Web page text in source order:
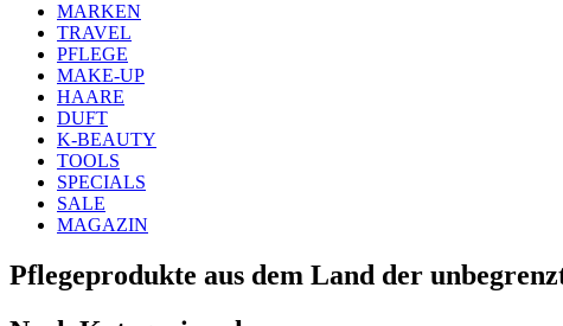
MARKEN
TRAVEL
PFLEGE
MAKE-UP
HAARE
DUFT
K-BEAUTY
TOOLS
SPECIALS
SALE
MAGAZIN
Pflegeprodukte aus dem Land der